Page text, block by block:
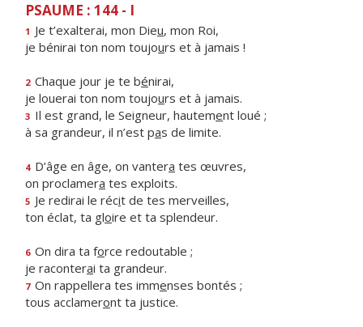
PSAUME : 144 - I
1 Je t’exalterai, mon Dieu, mon Roi,
je bénirai ton nom toujours et à jamais !
2 Chaque jour je te bénirai,
je louerai ton nom toujours et à jamais.
3 Il est grand, le Seigneur, hautement loué ;
à sa grandeur, il n’est pas de limite.
4 D’âge en âge, on vantera tes œuvres,
on proclamera tes exploits.
5 Je redirai le récit de tes merveilles,
ton éclat, ta gloire et ta splendeur.
6 On dira ta force redoutable ;
je raconterai ta grandeur.
7 On rappellera tes immenses bontés ;
tous acclameront ta justice.